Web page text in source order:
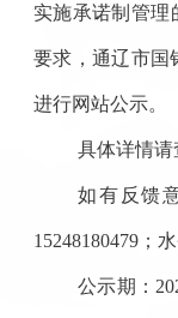
实施承诺制管理
要求，通辽市国
进行网站公示。
具体详情请
如有反馈
15248180479；
公示期 ：